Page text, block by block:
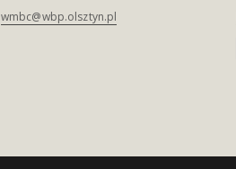
wmbc@wbp.olsztyn.pl